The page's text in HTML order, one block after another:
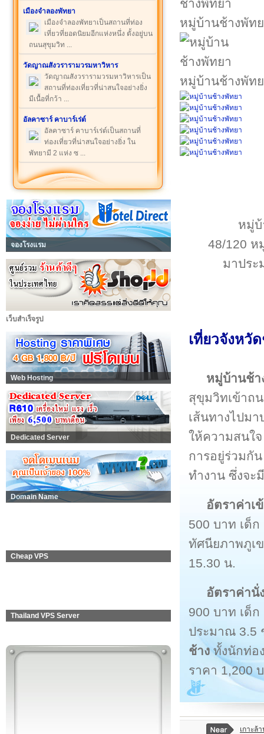
เมืองจำลองพัทยา
เมืองจำลองพัทยาเป็นสถานที่ท่อง
เที่ยวที่ยอดนิยมอีกแห่งหนึ่ง ตั้งอยู่บน
ถนนสุขุมวิท ...
วัดญาณสังวรารามวรมหาวิหาร
วัดญาณสังวรารามวรมหาวิหารเป็น
สถานที่ท่องเที่ยวที่น่าสนใจอย่างยิ่ง
มีเนื้อที่กว้า ...
อัลคาซาร์ คาบาร์เร่ต์
อัลคาซาร์ คาบาร์เร่ต์เป็นสถานที่
ท่องเที่ยวที่น่าสนใจอย่างยิ่ง ใน
พัทยามี 2 แห่ง ซ ...
จองโรงแรม
เว็บสำเร็จรูป
Web Hosting
Dedicated Server
Domain Name
Cheap VPS
Thailand VPS Server
หมู่บ้านช้างพัท
หมู่บ้านช้างพัท
หมู่บ้
48/120 ห
มาประ
เที่ยวจังหวั
หมู่บ้านช้
สุขุมวิทเข้าถ
เส้นทางไปมา
ให้ความสนใ
การอยู่ร่วมกั
ทำงาน ซึ่งจะ
อัตราค่าเ
500 บาท เด็
ทัศนียภาพภูเข
15.30 น.
อัตราค่านั่
900 บาท เด็
ประมาณ 3.5
ช้างทั้งนักท่อ
ราคา 1,200
เกาะล้